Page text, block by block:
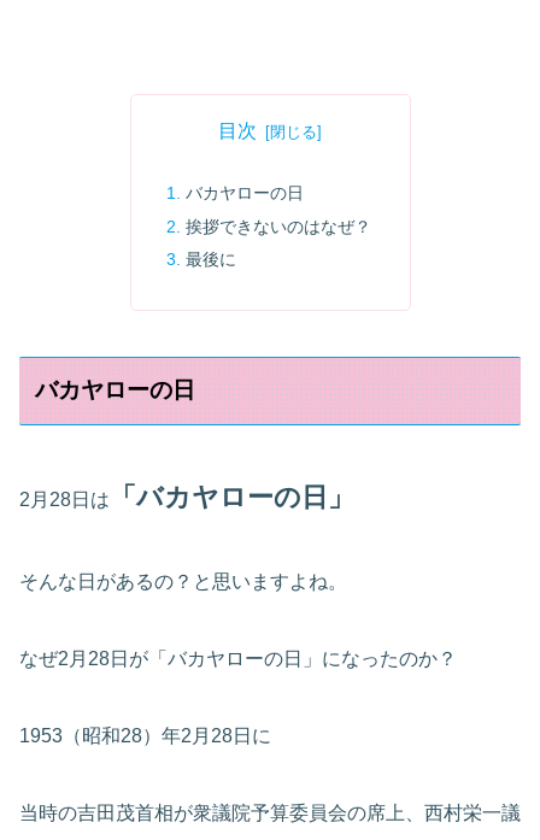
目次
バカヤローの日
挨拶できないのはなぜ？
最後に
バカヤローの日
2月28日は 「バカヤローの日」
そんな日があるの？と思いますよね。
なぜ2月28日が「バカヤローの日」になったのか？
1953（昭和28）年2月28日に
当時の吉田茂首相が衆議院予算委員会の席上、西村栄一議